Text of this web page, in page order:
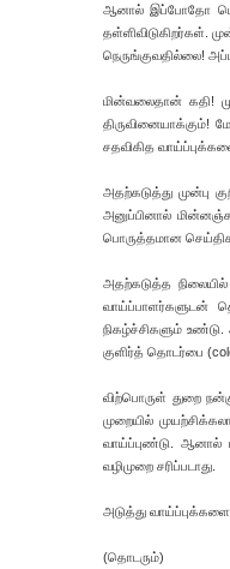
ஆனால் இப்போதோ
தள்ளிவிடுகிறர்கள்.
நெருங்குவதில்லை!
மின்வலைதான் கதி!
திருவினையாக்கும்!
சதவிகித
அதற்கடுத்து முன்பு
அனுப்பினால்
பொருத்தமான
அதற்கடுத்த
வாய்ப்பாளர்களுடன்
நிகழ்ச்சிகளும்
குளிர்த் தொடர்பை
விற்பொருள் துறை
முறையில்
வாய்ப்புண்டு. ஆனால்
வழிமுறை சரிப்படாது.
அடுத்து
(தொடரும்)